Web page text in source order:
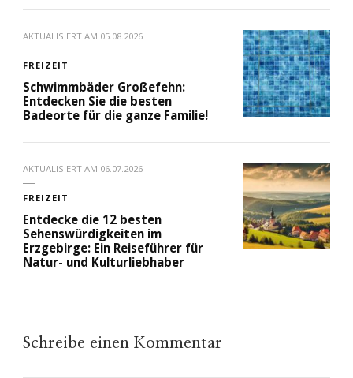
AKTUALISIERT AM 05.08.2026
FREIZEIT
Schwimmbäder Großefehn:
Entdecken Sie die besten
Badeorte für die ganze Familie!
AKTUALISIERT AM 06.07.2026
FREIZEIT
Entdecke die 12 besten
Sehenswürdigkeiten im
Erzgebirge: Ein Reiseführer für
Natur- und Kulturliebhaber
Schreibe einen Kommentar